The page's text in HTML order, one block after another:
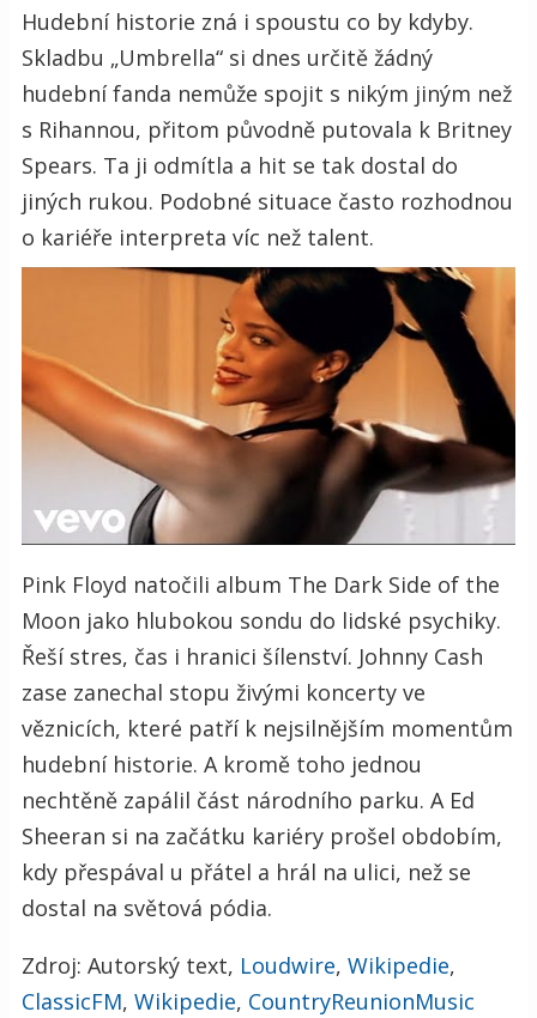
Hudební historie zná i spoustu co by kdyby.
Skladbu „Umbrella“ si dnes určitě žádný
hudební fanda nemůže spojit s nikým jiným než
s Rihannou, přitom původně putovala k Britney
Spears. Ta ji odmítla a hit se tak dostal do
jiných rukou. Podobné situace často rozhodnou
o kariéře interpreta víc než talent.
Pink Floyd natočili album The Dark Side of the
Moon jako hlubokou sondu do lidské psychiky.
Řeší stres, čas i hranici šílenství. Johnny Cash
zase zanechal stopu živými koncerty ve
věznicích, které patří k nejsilnějším momentům
hudební historie. A kromě toho jednou
nechtěně zapálil část národního parku. A Ed
Sheeran si na začátku kariéry prošel obdobím,
kdy přespával u přátel a hrál na ulici, než se
dostal na světová pódia.
Zdroj: Autorský text, Loudwire, Wikipedie,
ClassicFM, Wikipedie, CountryReunionMusic